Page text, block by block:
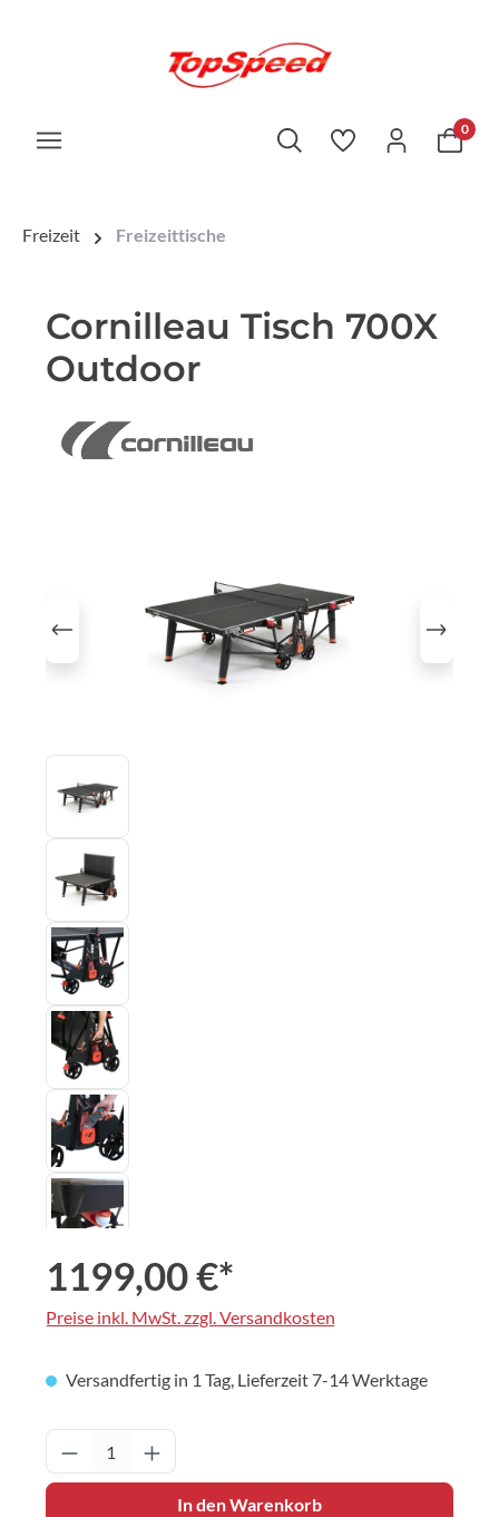
0
Freizeit Freizeittische
Cornilleau Tisch 700X
Outdoor
1199,00 €*
Preise inkl. MwSt. zzgl. Versandkosten
Versandfertig in 1 Tag, Lieferzeit 7-14 Werktage
Produkt Anzahl: Gib den gewünschten
In den Warenkorb